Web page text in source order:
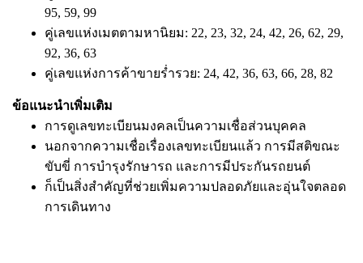
95, 59, 99
คู่เลขแห่งเมตตามหานิยม: 22, 23, 32, 24, 42, 26, 62, 29,
92, 36, 63
คู่เลขแห่งการค้าขายร่ำรวย: 24, 42, 36, 63, 66, 28, 82
ข้อแนะนำเพิ่มเติม
การดูเลขทะเบียนมงคลเป็นความเชื่อส่วนบุคคล
นอกจากความเชื่อเรื่องเลขทะเบียนแล้ว การมีสติขณะ
ขับขี่ การบำรุงรักษารถ และการมีประกันรถยนต์
ก็เป็นสิ่งสำคัญที่ช่วยเพิ่มความปลอดภัยและอุ่นใจตลอด
การเดินทาง